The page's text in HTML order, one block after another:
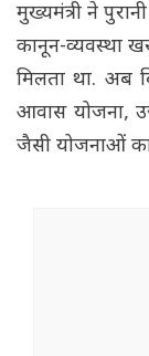
मुख्यमंत्री ने
कानून-व्यवस्था
मिलता था. अब
आवास योजना,
जैसी योजनाओं